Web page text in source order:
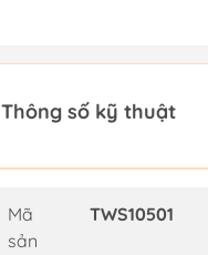
Thông số kỹ thuật
Mã
sản
TWS10501